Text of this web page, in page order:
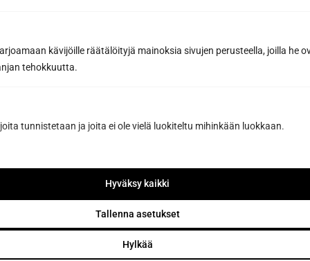
kävijöille räätälöityjä mainoksia sivujen perusteella, joilla he
tehokkuutta.
tunnistetaan ja joita ei ole vielä luokiteltu mihinkään luokkaan.
Hylkää
Tallenna asetukset
Hyväksy kaikki
Last name *